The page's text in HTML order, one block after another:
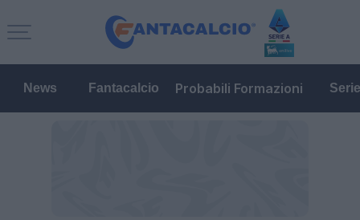
News Fantacalcio Probabili Formazioni